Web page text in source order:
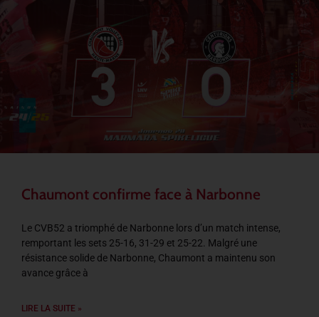
Chaumont confirme face à Narbonne
Le CVB52 a triomphé de Narbonne lors d’un match intense,
remportant les sets 25-16, 31-29 et 25-22. Malgré une
résistance solide de Narbonne, Chaumont a maintenu son
avance grâce à
LIRE LA SUITE »